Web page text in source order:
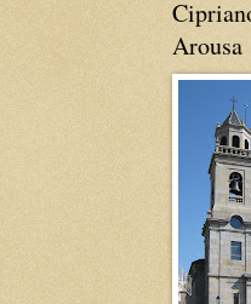
Arousa